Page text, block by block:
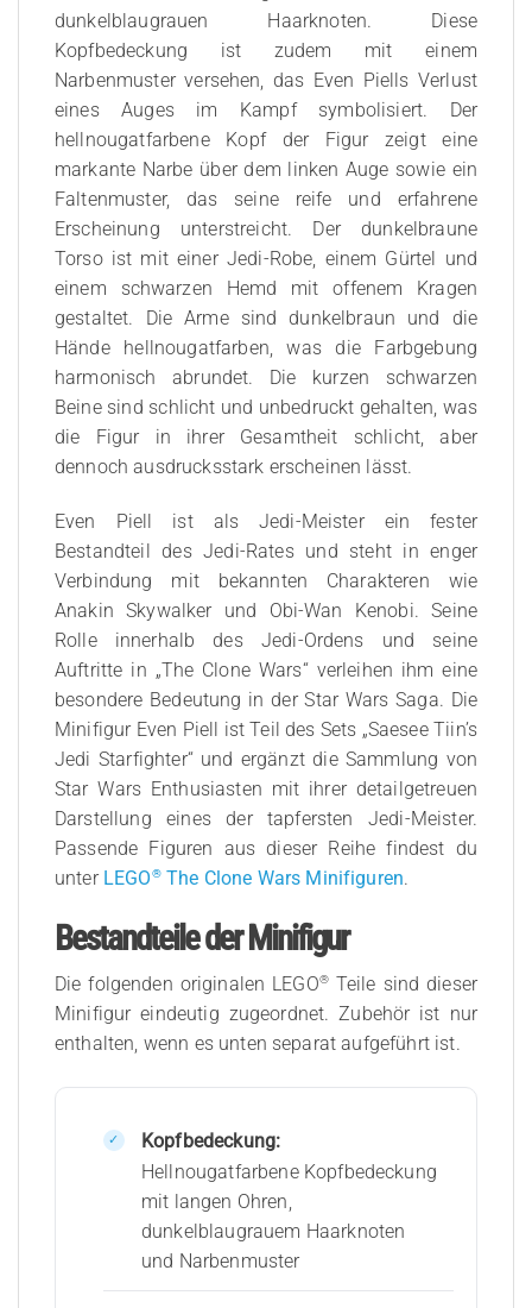
dunkelblaugrauen Haarknoten. Diese
Kopfbedeckung ist zudem mit einem
Narbenmuster versehen, das Even Piells Verlust
eines Auges im Kampf symbolisiert. Der
hellnougatfarbene Kopf der Figur zeigt eine
markante Narbe über dem linken Auge sowie ein
Faltenmuster, das seine reife und erfahrene
Erscheinung unterstreicht. Der dunkelbraune
Torso ist mit einer Jedi-Robe, einem Gürtel und
einem schwarzen Hemd mit offenem Kragen
gestaltet. Die Arme sind dunkelbraun und die
Hände hellnougatfarben, was die Farbgebung
harmonisch abrundet. Die kurzen schwarzen
Beine sind schlicht und unbedruckt gehalten, was
die Figur in ihrer Gesamtheit schlicht, aber
dennoch ausdrucksstark erscheinen lässt.
Even Piell ist als Jedi-Meister ein fester
Bestandteil des Jedi-Rates und steht in enger
Verbindung mit bekannten Charakteren wie
Anakin Skywalker und Obi-Wan Kenobi. Seine
Rolle innerhalb des Jedi-Ordens und seine
Auftritte in „The Clone Wars“ verleihen ihm eine
besondere Bedeutung in der Star Wars Saga. Die
Minifigur Even Piell ist Teil des Sets „Saesee Tiin’s
Jedi Starfighter“ und ergänzt die Sammlung von
Star Wars Enthusiasten mit ihrer detailgetreuen
Darstellung eines der tapfersten Jedi-Meister.
Passende Figuren aus dieser Reihe findest du
unter LEGO®The Clone Wars Minifiguren.
Bestandteile der Minifigur
Die folgenden originalen LEGO®Teile sind dieser
Minifigur eindeutig zugeordnet. Zubehör ist nur
enthalten, wenn es unten separat aufgeführt ist.
Kopfbedeckung:
Hellnougatfarbene Kopfbedeckung
mit langen Ohren,
dunkelblaugrauem Haarknoten
und Narbenmuster